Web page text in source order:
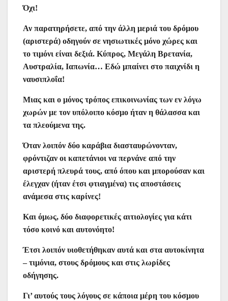
Όχι!
Αν παρατηρήσετε, από την άλλη μεριά του δρόμου
(αριστερά) οδηγούν σε νησιωτικές μόνο χώρες και
το τιμόνι είναι δεξιά. Κύπρος, Μεγάλη Βρετανία,
Αυστραλία, Ιαπωνία… Εδώ μπαίνει στο παιχνίδι η
ναυσιπλοΐα!
Μιας και ο μόνος τρόπος επικοινωνίας των εν λόγω
χωρών με τον υπόλοιπο κόσμο ήταν η θάλασσα και
τα πλεούμενα της.
Όταν λοιπόν δύο καράβια διασταυρώνονταν,
φρόντιζαν οι καπετάνιοι να περνάνε από την
αριστερή πλευρά τους, από όπου και μπορούσαν και
έλεγχαν (ήταν έτσι φτιαγμένα) τις αποστάσεις
ανάμεσα στις καρίνες!
Και όμως, δύο διαφορετικές αιτιολογίες για κάτι
τόσο κοινό και αυτονόητο!
Έτσι λοιπόν υιοθετήθηκαν αυτά και στα αυτοκίνητα
– τιμόνια, στους δρόμους και στις λωρίδες
οδήγησης.
Γι’ αυτούς τους λόγους σε κάποια μέρη του κόσμου